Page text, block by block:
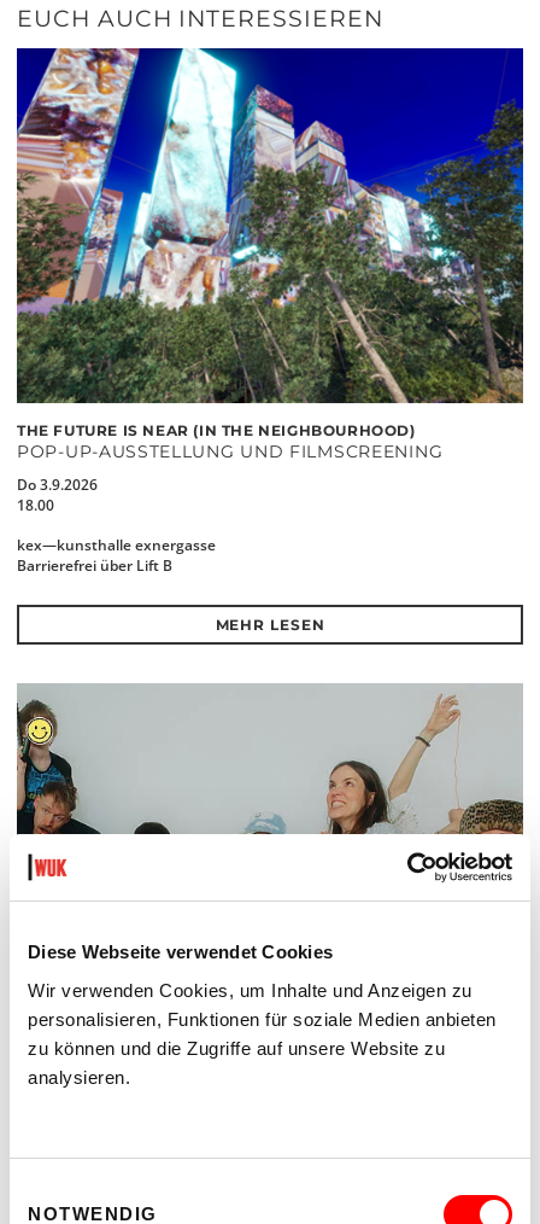
Diese Webseite verwendet Cookies
Wir verwenden Cookies, um Inhalte und Anzeigen zu
personalisieren, Funktionen für soziale Medien anbieten
zu können und die Zugriffe auf unsere Website zu
analysieren.
NOTWENDIG
EUCH AUCH INTERESSIEREN
THE FUTURE IS NEAR (IN THE NEIGHBOURHOOD)
POP-UP-AUSSTELLUNG UND FILMSCREENING
Do 3.9.2026
18.00
kex—kunsthalle exnergasse
Barrierefrei über Lift B
MEHR LESEN
ON CHEWING SHOELACES: ART, MESS AND RADICAL KINSHIP
WAS, WENN MESS – DAS DURCHEINANDER – DIE
Barrierefrei über Lift B